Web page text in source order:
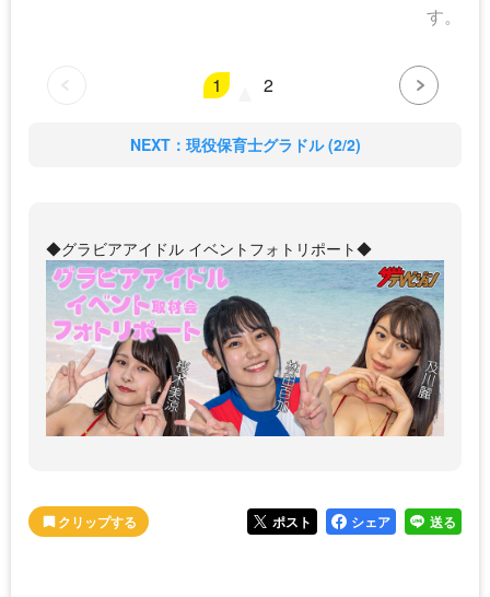
す。
1 2
NEXT：現役保育士グラドル (2/2)
◆グラビアアイドル イベントフォトリポート◆
ポスト シェア 送る